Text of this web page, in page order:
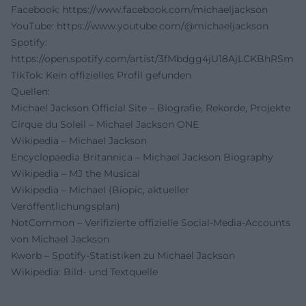
Facebook: https://www.facebook.com/michaeljackson
YouTube: https://www.youtube.com/@michaeljackson
Spotify:
https://open.spotify.com/artist/3fMbdgg4jU18AjLCKBhRSm
TikTok: Kein offizielles Profil gefunden
Quellen:
Michael Jackson Official Site – Biografie, Rekorde, Projekte
Cirque du Soleil – Michael Jackson ONE
Wikipedia – Michael Jackson
Encyclopaedia Britannica – Michael Jackson Biography
Wikipedia – MJ the Musical
Wikipedia – Michael (Biopic, aktueller
Veröffentlichungsplan)
NotCommon – Verifizierte offizielle Social-Media-Accounts
von Michael Jackson
Kworb – Spotify-Statistiken zu Michael Jackson
Wikipedia: Bild- und Textquelle